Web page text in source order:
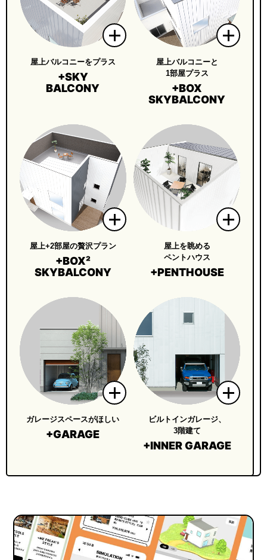
屋上バルコニーをプラス
+SKY
BALCONY
屋上バルコニーと
1部屋プラス
+BOX
SKYBALCONY
屋上+2部屋の贅沢プラン
+BOX²
SKYBALCONY
屋上を眺める
ペントハウス
+PENTHOUSE
ガレージスペースがほしい
+GARAGE
ビルトインガレージ、
3階建て
+INNER GARAGE